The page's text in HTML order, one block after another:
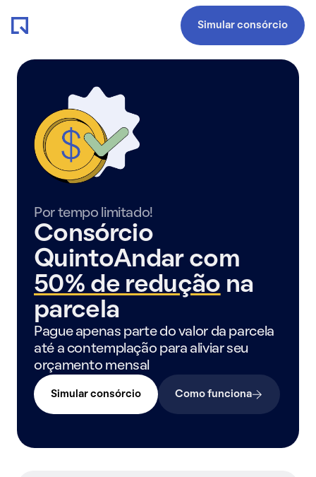
Simular consórcio
Por tempo limitado!
Consórcio
QuintoAndar com
50% de redução na
parcela
Pague apenas parte do valor da parcela
até a contemplação para aliviar seu
orçamento mensal
Simular consórcio Como funciona